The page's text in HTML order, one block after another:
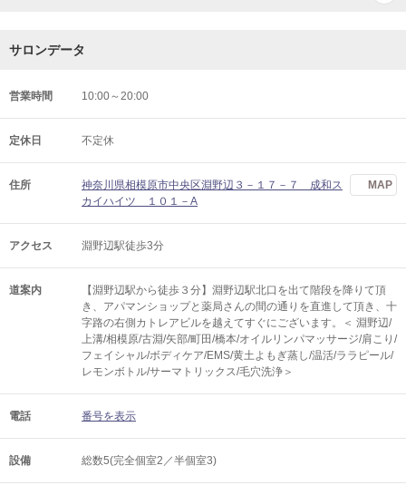
サロンデータ
営業時間 10:00～20:00
定休日 不定休
住所
神奈川県相模原市中央区淵野辺３－１７－７ 成和ス
カイハイツ １０１－A
MAP
アクセス 淵野辺駅徒歩3分
道案内
【淵野辺駅から徒歩３分】淵野辺駅北口を出て階段を降りて頂
き、アパマンショップと薬局さんの間の通りを直進して頂き、十
字路の右側カトレアビルを越えてすぐにございます。＜ 淵野辺/
上溝/相模原/古淵/矢部/町田/橋本/オイルリンパマッサージ/肩こり/
フェイシャル/ボディケア/EMS/黄土よもぎ蒸し/温活/ララピール/
レモンボトル/サーマトリックス/毛穴洗浄＞
電話 番号を表示
設備 総数5(完全個室2／半個室3)